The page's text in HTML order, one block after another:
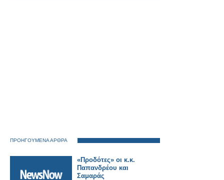
ΠΡΟΗΓΟΥΜΕΝΑ ΑΡΘΡΑ
«Προδότες» οι κ.κ.
Παπανδρέου και
Σαμαράς